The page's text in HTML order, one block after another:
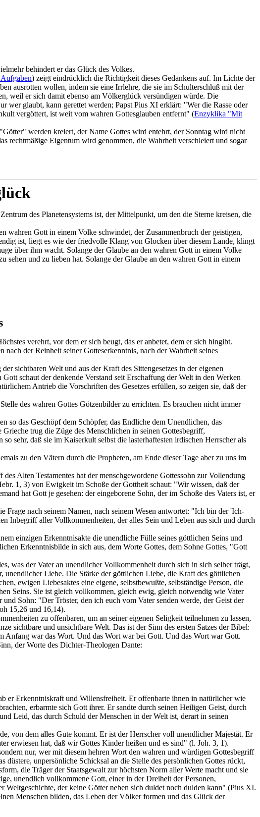
behindert er das Glück des Volkes.
) zeigt eindrücklich die Richtigkeit dieses Gedankens auf. Im Lichte der
ausrotten wollen, indem sie eine Irrlehre, die sie im Schulterschluß mit der
weil er sich damit ebenso am Völkerglück versündigen würde. Die
glaubt, kann gerettet werden; Papst Pius XI erklärt: "Wer die Rasse oder
vergöttert, ist weit vom wahren Gottesglauben entfernt" (Enzyklika "Mit
werden kreiert, der Name Gottes wird entehrt, der Sonntag wird nicht
rechtmäßige Eigentum wird genommen, die Wahrheit verschleiert und sogar
des Planetensystems ist, der Mittelpunkt, um den die Sterne kreisen, die
wahren Gott in einem Volke schwindet, der Zusammenbruch der geistigen,
ist, liegt es wie der friedvolle Klang von Glocken über diesem Lande, klingt
über ihm wacht. Solange der Glaube an den wahren Gott in einem Volke
und zu lieben hat. Solange der Glaube an den wahren Gott in einem
verehrt, vor dem er sich beugt, das er anbetet, dem er sich hingibt.
der Reinheit seiner Gotteserkenntnis, nach der Wahrheit seines
sichtbaren Welt und aus der Kraft des Sittengesetzes in der eigenen
schaut der denkende Verstand seit Erschaffung der Welt in den Werken
Antrieb die Vorschriften des Gesetzes erfüllen, so zeigen sie, daß der
des wahren Gottes Götzenbilder zu errichten. Es brauchen nicht immer
das Geschöpf dem Schöpfer, das Endliche dem Unendlichen, das
trug die Züge des Menschlichen in seinen Gottesbegriff,
sehr, daß sie im Kaiserkult selbst die lasterhaftesten irdischen Herrscher als
zu den Vätern durch die Propheten, am Ende dieser Tage aber zu uns im
Alten Testamentes hat der menschgewordene Gottessohn zur Vollendung
1, 3) von Ewigkeit im Schoße der Gottheit schaut: "Wir wissen, daß der
hat Gott je gesehen: der eingeborene Sohn, der im Schoße des Vaters ist, er
nach seinem Namen, nach seinem Wesen antwortet: "Ich bin der 'Ich-
Inbegriff aller Vollkommenheiten, der alles Sein und Leben aus sich und durch
einzigen Erkenntnisakte die unendliche Fülle seines göttlichen Seins und
Erkenntnisbilde in sich aus, dem Worte Gottes, dem Sohne Gottes, "Gott
was der Vater an unendlicher Vollkommenheit durch sich in sich selber trägt,
unendlicher Liebe. Die Stärke der göttlichen Liebe, die Kraft des göttlichen
ewigen Liebesaktes eine eigene, selbstbewußte, selbständige Person, die
Seins. Sie ist gleich vollkommen, gleich ewig, gleich notwendig wie Vater
Sohn: "Der Tröster, den ich euch vom Vater senden werde, der Geist der
15,26 und 16,14).
zu offenbaren, um an seiner eigenen Seligkeit teilnehmen zu lassen,
sichtbare und unsichtbare Welt. Das ist der Sinn des ersten Satzes der Bibel:
Anfang war das Wort. Und das Wort war bei Gott. Und das Wort war Gott.
der Worte des Dichter-Theologen Dante:
er Erkenntniskraft und Willensfreiheit. Er offenbarte ihnen in natürlicher wie
erbarmte sich Gott ihrer. Er sandte durch seinen Heiligen Geist, durch
Leid, das durch Schuld der Menschen in der Welt ist, derart in seinen
von dem alles Gute kommt. Er ist der Herrscher voll unendlicher Majestät. Er
erwiesen hat, daß wir Gottes Kinder heißen und es sind" (l. Joh. 3, 1).
nur, wer mit diesem hehren Wort den wahren und würdigen Gottesbegriff
unpersönliche Schicksal an die Stelle des persönlichen Gottes rückt,
die Träger der Staatsgewalt zur höchsten Norm aller Werte macht und sie
unendlich vollkommene Gott, einer in der Dreiheit der Personen,
der keine Götter neben sich duldet noch dulden kann" (Pius XI.
Menschen bilden, das Leben der Völker formen und das Glück der